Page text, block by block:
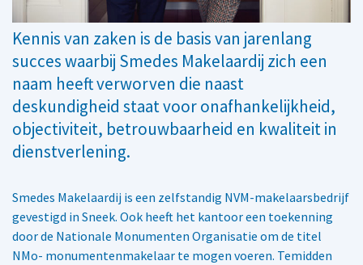
Kennis van zaken is de basis van jarenlang
succes waarbij Smedes Makelaardij zich een
naam heeft verworven die naast
deskundigheid staat voor onafhankelijkheid,
objectiviteit, betrouwbaarheid en kwaliteit in
dienstverlening.
Smedes Makelaardij is een zelfstandig NVM-makelaarsbedrijf
gevestigd in Sneek. Ook heeft het kantoor een toekenning
door de Nationale Monumenten Organisatie om de titel
NMo- monumentenmakelaar te mogen voeren. Temidden